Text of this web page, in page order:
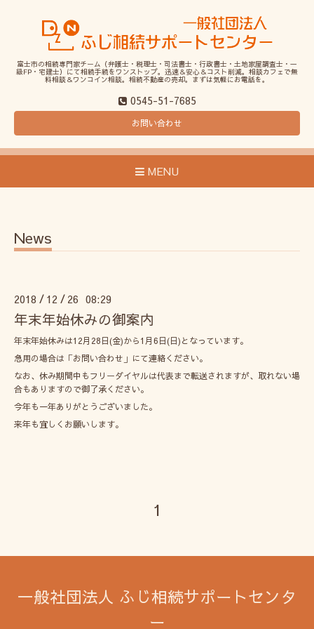
富士市の相続専門家チーム（弁護士・税理士・司法書士・行政書士・土地家屋調査士・一
級FP・宅建士）にて相続手続をワンストップ。迅速＆安心＆コスト削減。相談カフェで無
料相談＆ワンコイン相談。相続不動産の売却。まずは気軽にお電話を。
0545-51-7685
お問い合わせ
MENU
News
2018 / 12 / 26 08:29
年末年始休みの御案内
年末年始休みは12月28日(金)から1月6日(日)となっています。
急用の場合は「お問い合わせ」にて連絡ください。
なお、休み期間中もフリーダイヤルは代表まで転送されますが、取れない場
合もありますので御了承ください。
今年も一年ありがとうございました。
来年も宜しくお願いします。
1
一般社団法人 ふじ相続サポートセンタ
ー